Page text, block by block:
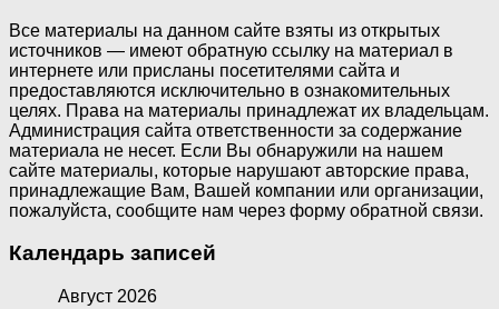
Все материалы на данном сайте взяты из открытых
источников — имеют обратную ссылку на материал в
интернете или присланы посетителями сайта и
предоставляются исключительно в ознакомительных
целях. Права на материалы принадлежат их владельцам.
Администрация сайта ответственности за содержание
материала не несет. Если Вы обнаружили на нашем
сайте материалы, которые нарушают авторские права,
принадлежащие Вам, Вашей компании или организации,
пожалуйста, сообщите нам через форму обратной связи.
Календарь записей
Август 2026